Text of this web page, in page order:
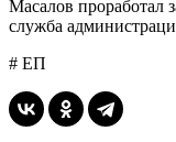
Масалов проработал
служба
# ЕП